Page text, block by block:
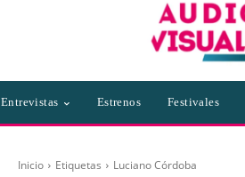
Entrevistas Estrenos Festivales
Inicio Etiquetas Luciano Córdoba